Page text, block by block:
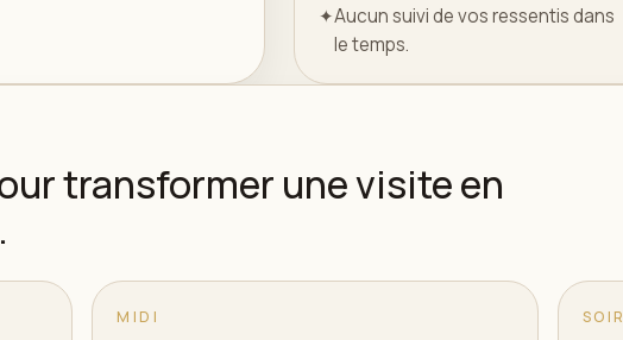
✦Aucun suivi de vos ressentis dans
le temps.
transformer une visite en
MIDI SOIR